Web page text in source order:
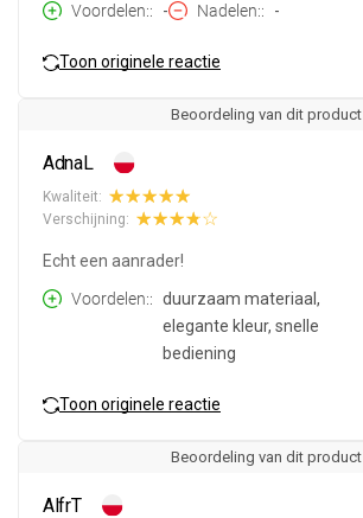
Voordelen:
- Nadelen: -
Toon originele reactie
Beoordeling van dit product
AdnaL
Kwaliteit:
Verschijning:
Echt een aanrader!
Voordelen:
duurzaam materiaal,
elegante kleur, snelle
bediening
Toon originele reactie
Beoordeling van dit product
AlfrT